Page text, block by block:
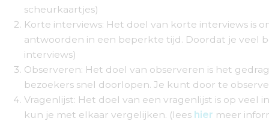
scheurkaartjes)
Korte interviews: Het doel van korte interviews is
antwoorden in een beperkte tijd. Doordat je veel
interviews)
Observeren: Het doel van observeren is het
bezoekers snel doorlopen. Je kunt door te
Vragenlijst: Het doel van een vragenlijst is op
kun je met elkaar vergelijken. (lees hier meer